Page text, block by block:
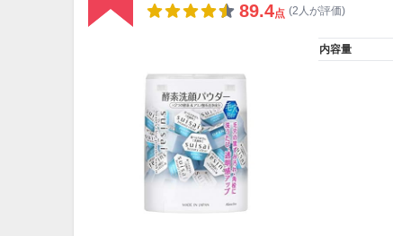
89.4点 (2人が評価)
内容量